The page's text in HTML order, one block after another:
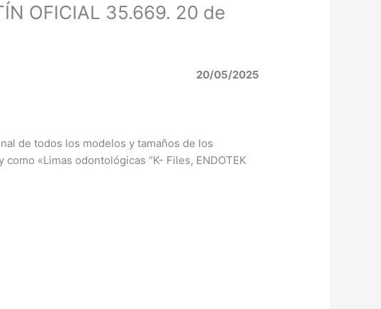
OFICIAL 35.669. 20 de
20/05/2025
de todos los modelos y tamaños de los
«Limas odontológicas “K- Files, ENDOTEK